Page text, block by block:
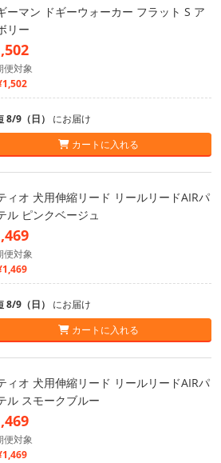
ーマン ドギーウォーカー フラット S ア
リー
便対象
8/9（日） にお届け
カートに入れる
ィオ 犬用伸縮リード リールリードAIRパ
ル ピンクベージュ
便対象
8/9（日） にお届け
カートに入れる
ィオ 犬用伸縮リード リールリードAIRパ
ル スモークブルー
便対象